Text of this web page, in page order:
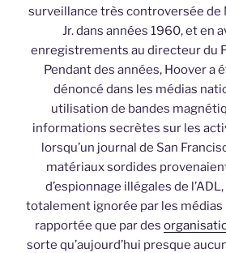
surveillance très controversée de
Jr. dans années 1960, et en
enregistrements au directeur du
Pendant des années, Hoover a
dénoncé dans les médias
utilisation de bandes
informations secrètes sur les
lorsqu’un journal de San
matériaux sordides
d’espionnage illégales de
totalement ignorée par les médias
rapportée que par des
sorte qu’aujourd’hui presque